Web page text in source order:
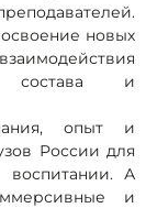
новых
состава и
опыт и
России для
А
и